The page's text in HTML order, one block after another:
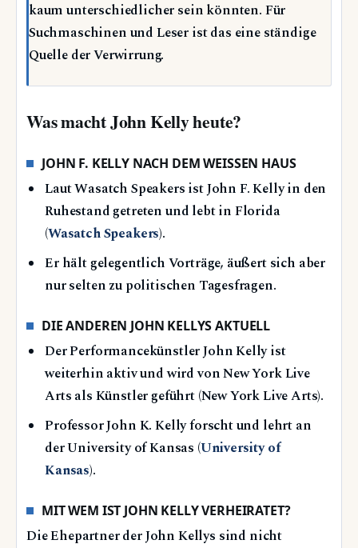
kaum unterschiedlicher sein könnten. Für
Suchmaschinen und Leser ist das eine ständige
Quelle der Verwirrung.
Was macht John Kelly heute?
JOHN F. KELLY NACH DEM WEISSEN HAUS
Laut Wasatch Speakers ist John F. Kelly in den
Ruhestand getreten und lebt in Florida
(Wasatch Speakers).
Er hält gelegentlich Vorträge, äußert sich aber
nur selten zu politischen Tagesfragen.
DIE ANDEREN JOHN KELLYS AKTUELL
Der Performancekünstler John Kelly ist
weiterhin aktiv und wird von New York Live
Arts als Künstler geführt (New York Live Arts).
Professor John K. Kelly forscht und lehrt an
der University of Kansas (University of
Kansas).
MIT WEM IST JOHN KELLY VERHEIRATET?
Die Ehepartner der John Kellys sind nicht